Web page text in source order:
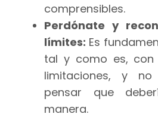
comprensibles.
Perdónate y
límites: Es
tal y como es, con
limitaciones, y no
pensar que
manera.